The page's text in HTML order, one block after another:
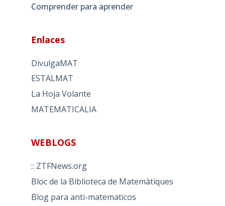
Comprender para aprender
Enlaces
DivulgaMAT
ESTALMAT
La Hoja Volante
MATEMATICALIA
WEBLOGS
:: ZTFNews.org
Bloc de la Biblioteca de Matemàtiques
Blog para anti-matematicos